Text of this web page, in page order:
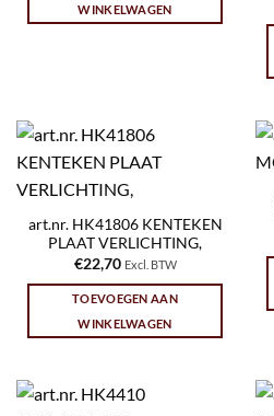
WINKELWAGEN
art.nr. HK41806 KENTEKEN
PLAAT VERLICHTING,
€22,70 Excl. BTW
TOEVOEGEN AAN
WINKELWAGEN